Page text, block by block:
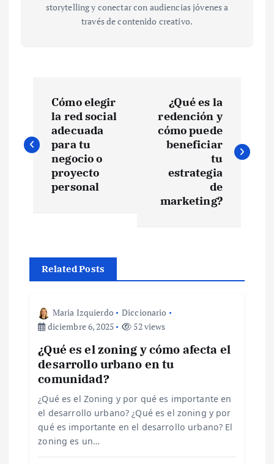
storytelling y conectar con audiencias jóvenes a
través de contenido creativo.
v
Cómo elegir
la red social
adecuada
para tu
negocio o
proyecto
personal
¿Qué es la
redención y
cómo puede
beneficiar
tu
estrategia
de
marketing?
Related Posts
Maria Izquierdo
Diccionario
diciembre 6, 2025
52 views
¿Qué es el zoning y cómo afecta el
desarrollo urbano en tu
comunidad?
¿Qué es el Zoning y por qué es importante en
el desarrollo urbano? ¿Qué es el zoning y por
qué es importante en el desarrollo urbano? El
zoning es un…